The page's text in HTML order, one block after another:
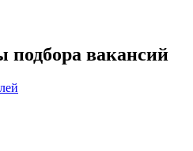
вакансий